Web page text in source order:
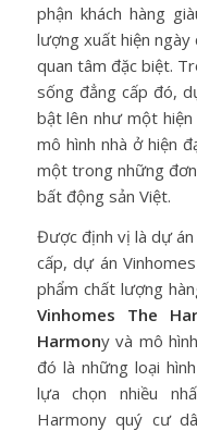
phận khách hàng
lượng xuất hiện ngày
quan tâm đặc biệt.
sống đẳng cấp đó,
bật lên như một
mô hình nhà ở hiện
một trong những
bất động sản Việt.
Được định vị là dự
cấp, dự án
phẩm chất lượng
Vinhomes The
Harmony và mô
đó là những loại
lựa chọn nhiều
Harmony quý cư